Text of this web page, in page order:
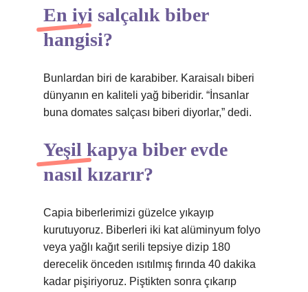
En iyi salçalık biber
hangisi?
Bunlardan biri de karabiber. Karaisalı biberi
dünyanın en kaliteli yağ biberidir. “İnsanlar
buna domates salçası biberi diyorlar,” dedi.
Yeşil kapya biber evde
nasıl kızarır?
Capia biberlerimizi güzelce yıkayıp
kurutuyoruz. Biberleri iki kat alüminyum folyo
veya yağlı kağıt serili tepsiye dizip 180
derecelik önceden ısıtılmış fırında 40 dakika
kadar pişiriyoruz. Piştikten sonra çıkarıp